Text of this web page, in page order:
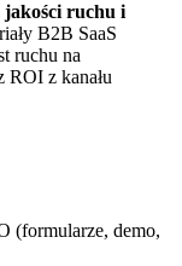
jakości ruchu i
B2B SaaS
ruchu na
z kanału
(formularze, demo,